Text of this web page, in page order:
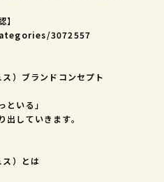
】
3072557
）ブランドコンセプト
といる」
していきます。
）とは